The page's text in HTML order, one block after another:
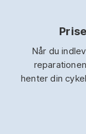
Når du
henter din